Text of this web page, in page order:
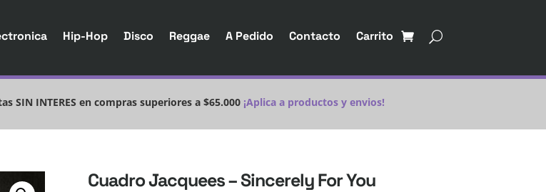
Hip-Hop Disco Reggae A Pedido Contacto Carrito
SIN INTERES en compras superiores a $65.000 ¡Aplica a productos y envios!
Cuadro Jacquees – Sincerely For You